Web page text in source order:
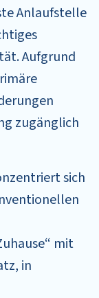
Anlaufstelle
Aufgrund
zugänglich
sich
mit
in